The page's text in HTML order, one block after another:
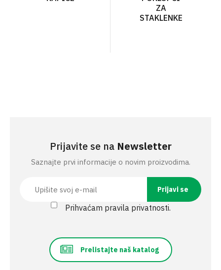
ZA
STAKLENKE
Prijavite se na Newsletter
Saznajte prvi informacije o novim proizvodima.
Prihvaćam pravila privatnosti.
Prelistajte naš katalog